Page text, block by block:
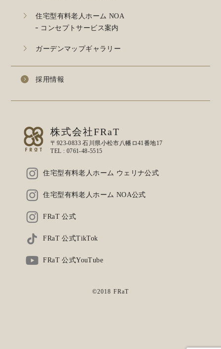
株式会社FRaT
〒923-0833 石川県小松市八幡ロ41番地17
TEL : 0761-48-5515
住宅型有料老人ホーム ウェリナ公式
住宅型有料老人ホーム NOA公式
FRaT 公式
FRaT 公式TikTok
FRaT 公式YouTube
住宅型有料老人ホーム NOA
コンセプトサービス案内
ガーデンマップギャラリー
採用情報
©2018 FRaT